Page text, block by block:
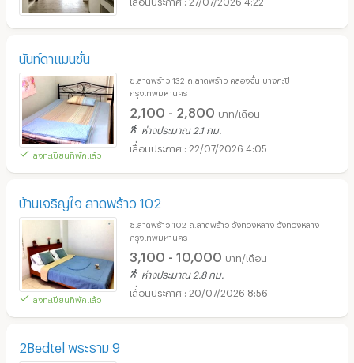
นันท์ดาแมนชั่น
ลงทะเบียนที่พักแล้ว
ซ.ลาดพร้าว 132 ถ.ลาดพร้าว คลองจั่น บางกะปิ
กรุงเทพมหานคร
2,100 - 2,800 บาท/เดือน
ห่างประมาณ 2.1 กม.
22/07/2026 4:05
บ้านเจริญใจ ลาดพร้าว 102
ลงทะเบียนที่พักแล้ว
ซ.ลาดพร้าว 102 ถ.ลาดพร้าว วังทองหลาง วังทองหลาง
กรุงเทพมหานคร
3,100 - 10,000 บาท/เดือน
ห่างประมาณ 2.8 กม.
20/07/2026 8:56
2Bedtel พระราม 9